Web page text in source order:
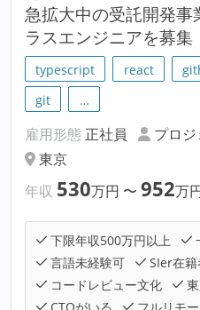
急拡大中の受託開発事
ラスエンジニアを募集
typescript react
git
…
雇用形態 正社員
プロ
東京
年収 530万円 〜 952万
下限年収500万円以上
言語未経験可
SIer在
コードレビュー文化
CTOがいる
フルリモ